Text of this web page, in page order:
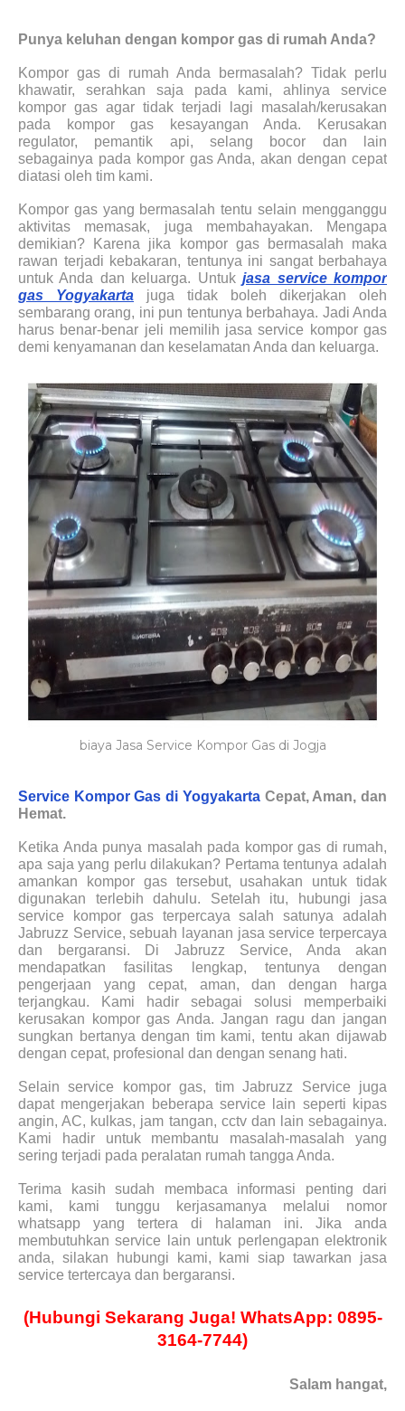
Punya keluhan dengan kompor gas di rumah Anda?
Kompor gas di rumah Anda bermasalah? Tidak perlu
khawatir, serahkan saja pada kami, ahlinya service
kompor gas agar tidak terjadi lagi masalah/kerusakan
pada kompor gas kesayangan Anda. Kerusakan
regulator, pemantik api, selang bocor dan lain
sebagainya pada kompor gas Anda, akan dengan cepat
diatasi oleh tim kami.
Kompor gas yang bermasalah tentu selain mengganggu
aktivitas memasak, juga membahayakan. Mengapa
demikian? Karena jika kompor gas bermasalah maka
rawan terjadi kebakaran, tentunya ini sangat berbahaya
untuk Anda dan keluarga. Untukjasa service kompor
gas Yogyakarta juga tidak boleh dikerjakan oleh
sembarang orang, ini pun tentunya berbahaya. Jadi Anda
harus benar-benar jeli memilih jasa service kompor gas
demi kenyamanan dan keselamatan Anda dan keluarga.
biaya Jasa Service Kompor Gas di Jogja
Service Kompor Gas di YogyakartaCepat, Aman, dan
Hemat.
Ketika Anda punya masalah pada kompor gas di rumah,
apa saja yang perlu dilakukan? Pertama tentunya adalah
amankan kompor gas tersebut, usahakan untuk tidak
digunakan terlebih dahulu. Setelah itu, hubungi jasa
service kompor gas terpercaya salah satunya adalah
Jabruzz Service, sebuah layanan jasa service terpercaya
dan bergaransi. Di Jabruzz Service, Anda akan
mendapatkan fasilitas lengkap, tentunya dengan
pengerjaan yang cepat, aman, dan dengan harga
terjangkau. Kami hadir sebagai solusi memperbaiki
kerusakan kompor gas Anda. Jangan ragu dan jangan
sungkan bertanya dengan tim kami, tentu akan dijawab
dengan cepat, profesional dan dengan senang hati.
Selain service kompor gas, tim Jabruzz Service juga
dapat mengerjakan beberapa service lain seperti kipas
angin, AC, kulkas, jam tangan, cctv dan lain sebagainya.
Kami hadir untuk membantu masalah-masalah yang
sering terjadi pada peralatan rumah tangga Anda.
Terima kasih sudah membaca informasi penting dari
kami, kami tunggu kerjasamanya melalui nomor
whatsapp yang tertera di halaman ini. Jika anda
membutuhkan service lain untuk perlengapan elektronik
anda, silakan hubungi kami, kami siap tawarkan jasa
service tertercaya dan bergaransi.
(Hubungi Sekarang Juga! WhatsApp: 0895-
3164-7744)
Salam hangat,